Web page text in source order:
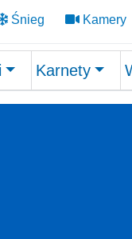
Śnieg Kamery
Karnety